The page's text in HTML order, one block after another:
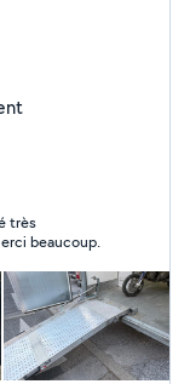
très
beaucoup.